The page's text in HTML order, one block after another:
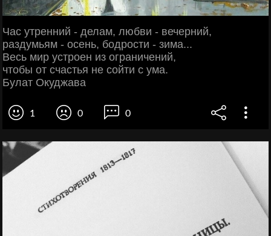
Час утренний - делам, любви - вечерний,
раздумьям - осень, бодрости - зима...
Весь мир устроен из ограничений,
чтобы от счастья не сойти с ума.
Булат Окуджава
1 0 0